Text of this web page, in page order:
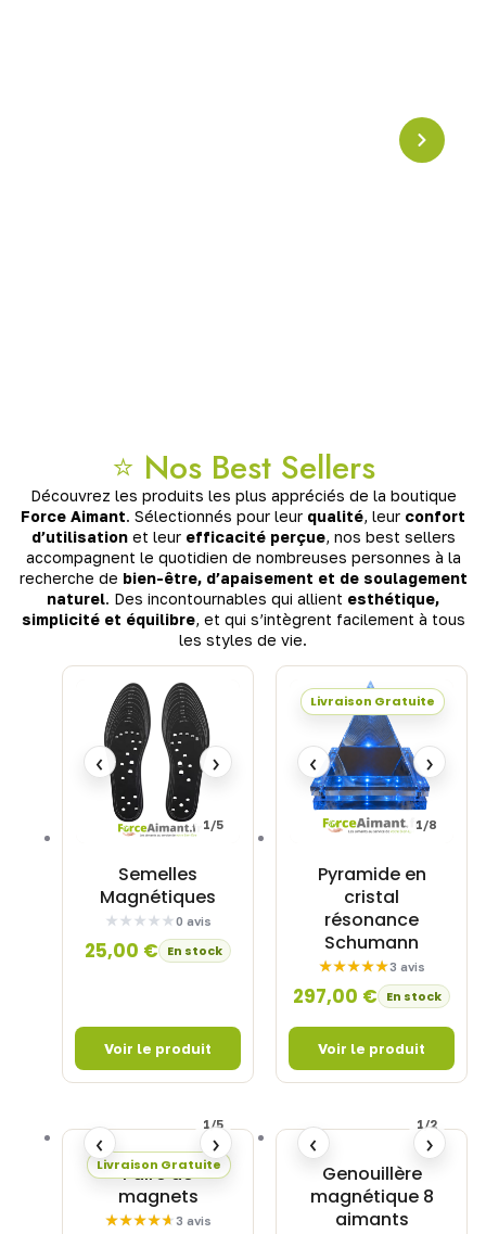
⭐ Nos Best Sellers
Découvrez les produits les plus appréciés de la boutique
Force Aimant. Sélectionnés pour leur qualité, leur confort
d’utilisationet leur efficacité perçue, nos best sellers
accompagnent le quotidien de nombreuses personnes à la
recherche de bien-être, d’apaisement et de soulagement
naturel. Des incontournables qui allient esthétique,
simplicité et équilibre, et qui s’intègrent facilement à tous
les styles de vie.
Semelles
Magnétiques
0 avis
25,00 € En stock
‹ ›
1/5
Pyramide en
cristal
résonance
Schumann
3 avis
297,00 € En stock
Livraison Gratuite
‹ ›
1/8
Paire de
magnets
3 avis
Livraison Gratuite
‹ ›
1/5
Genouillère
magnétique 8
aimants
‹ ›
1/2